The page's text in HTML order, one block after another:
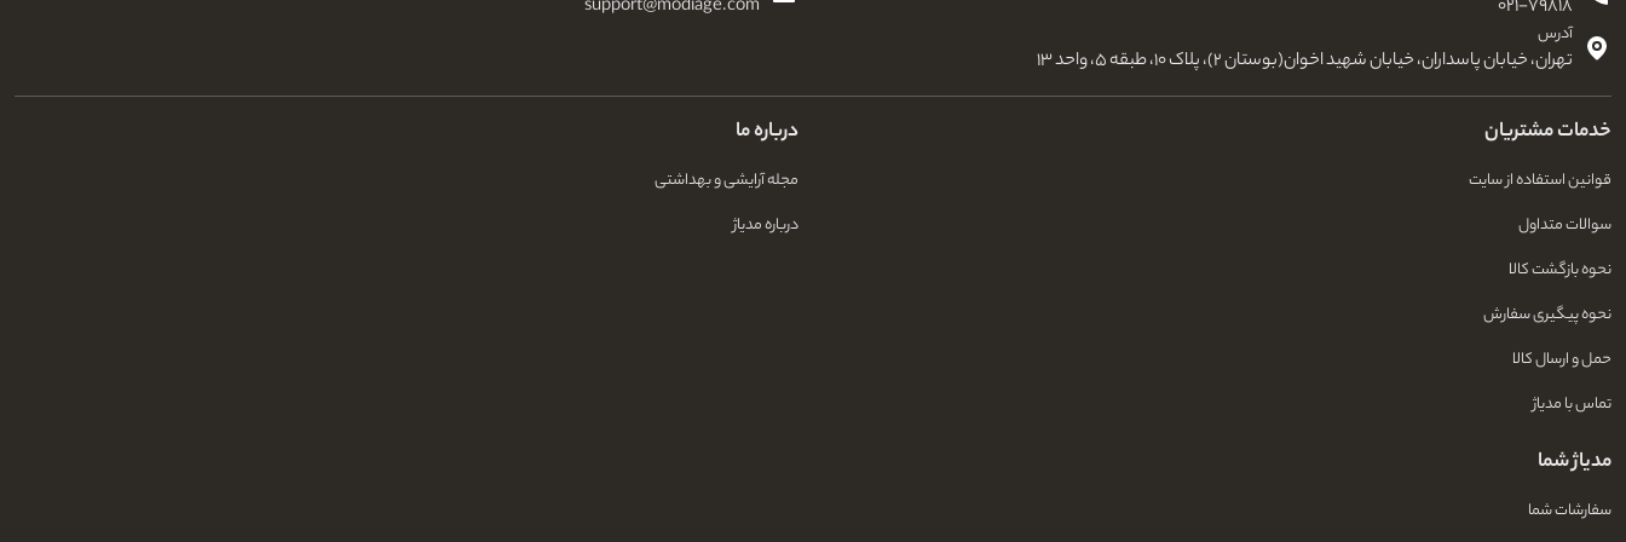
۰۲۱-۷۹۸۱۸ support@modiage.com
آدرس
تهران، خیابان پاسداران، خیابان شهید اخوان(بوستان ۲)، پلاک ۱۰، طبقه ۵، واحد ۱۳
خدمات مشتریان
قوانین استفاده از سایت
سوالات متداول
نحوه بازگشت کالا
نحوه پیگیری سفارش
حمل و ارسال کالا
تماس با مدیاژ
درباره ما
مجله آرایشی و بهداشتی
درباره مدیاژ
مدیاژ شما
سفارشات شما